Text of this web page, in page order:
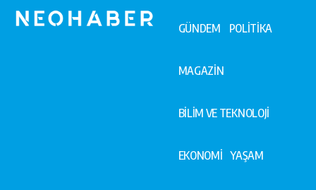
GÜNDEM POLİTİKA
MAGAZİN
BİLİM VE TEKNOLOJİ
EKONOMİ YAŞAM